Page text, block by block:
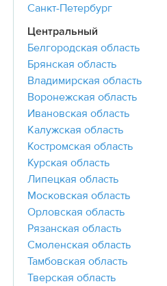
Санкт-Петербург
Центральный
Белгородская область
Брянская область
Владимирская область
Воронежская область
Ивановская область
Калужская область
Костромская область
Курская область
Липецкая область
Московская область
Орловская область
Рязанская область
Смоленская область
Тамбовская область
Тверская область